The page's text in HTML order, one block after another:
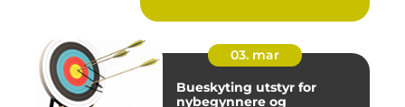
03. mar
Bueskyting utstyr for
nybegynnere og